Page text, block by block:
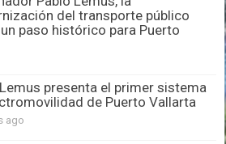
del transporte público
paso histórico para Puerto
presenta el primer sistema
de Puerto Vallarta
ago